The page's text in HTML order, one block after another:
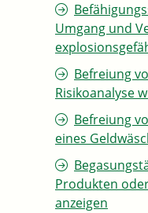
Umgang und
Befreiung
Risikoanalyse
Befreiung
eines
Produkten
anzeigen